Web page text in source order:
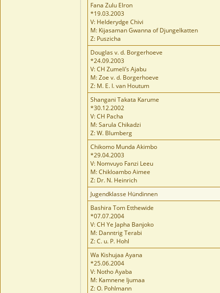
Fana Zulu Elron
*19.03.2003
V: Helderydge Chivi
M: Kijasaman Gwanna of Djungelkatten
Z: Puszicha
Douglas v. d. Borgerhoeve
*24.09.2003
V: CH Zumeli’s Ajabu
M: Zoe v. d. Borgerhoeve
Z: M. E. I. van Houtum
Shangani Takata Karume
*30.12.2002
V: CH Pacha
M: Sarula Chikadzi
Z: W. Blumberg
Chikomo Munda Akimbo
*29.04.2003
V: Nomvuyo Fanzi Leeu
M: Chikloambo Aimee
Z: Dr. N. Heinrich
Jugendklasse Hündinnen
Bashira Tom Etthewide
*07.07.2004
V: CH Ye Japha Banjoko
M: Danntrig Terabi
Z: C. u. P. Hohl
Wa Kishujaa Ayana
*25.06.2004
V: Notho Ayaba
M: Kamnene Ijumaa
Z: O. Pohlmann